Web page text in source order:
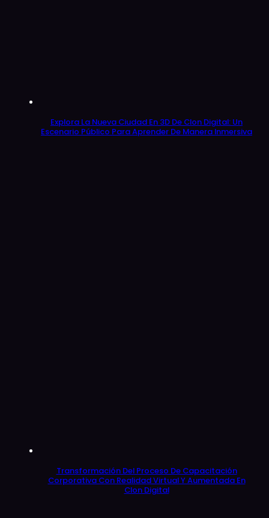
Explora La Nueva Ciudad En 3D De Clon Digital: Un
Escenario Público Para Aprender De Manera Inmersiva
Transformación Del Proceso De Capacitación
Corporativa Con Realidad Virtual Y Aumentada En
Clon Digital